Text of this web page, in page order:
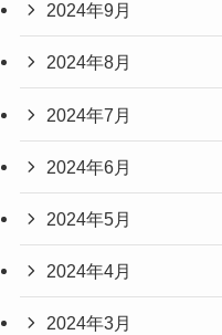
2024年9月
2024年8月
2024年7月
2024年6月
2024年5月
2024年4月
2024年3月